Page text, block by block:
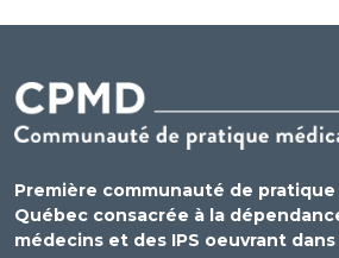
Première communauté de
Québec consacrée à la
médecins et des IPS oeuvrant